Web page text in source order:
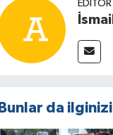
Bunlar da